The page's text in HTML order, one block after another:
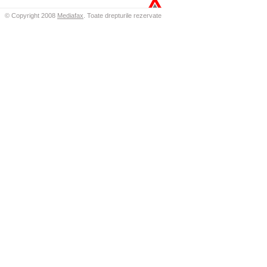
© Copyright 2008 Mediafax Toate drepturile rezervate